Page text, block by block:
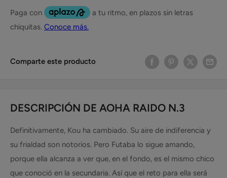
Comparte este producto
DESCRIPCIÓN DE AOHA RAIDO N.3
Definitivamente, Kou ha cambiado. Su aire de indiferencia y
su frialdad son notorios. Pero Futaba lo sigue amando,
porque ella alcanza a ver que, en el fondo, es el mismo chico
que conoció en la secundaria. Así que el reto para ella será